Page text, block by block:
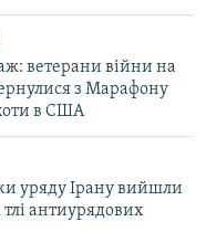
ветерани війни на
з Марафону
в США
уряду Ірану вийшли
тлі антиурядових